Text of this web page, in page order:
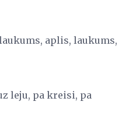
aplis, laukums,
leju, pa kreisi, pa